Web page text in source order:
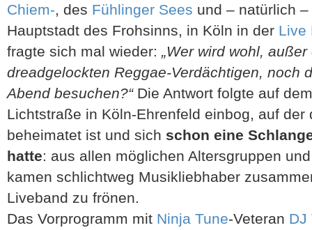
Chiem-, des Fühlinger Sees und – natürlich
Hauptstadt des Frohsinns, in Köln in der Live
fragte sich mal wieder: „Wer wird wohl,
dreadgelockten Reggae-Verdächtigen, noch
Abend besuchen?“Die Antwort folgte auf
Lichtstraße in Köln-Ehrenfeld einbog, auf der
beheimatet ist und sich schon eine
hatte: aus allen möglichen Altersgruppen
kamen schlichtweg Musikliebhaber
Liveband zu frönen.
Das Vorprogramm mit Ninja Tune-Veteran DJ